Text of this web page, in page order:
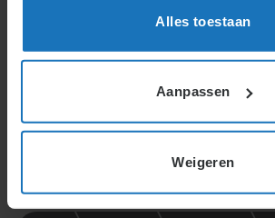
Alles toestaan
Aanpassen
Weigeren
met wederzijdse instemming en
moet een nieuwe
werkgever is niet mogelijk, zelfs niet
arbeidsovereenkomst is vastgelegd.